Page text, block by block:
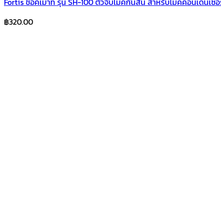
฿320.00